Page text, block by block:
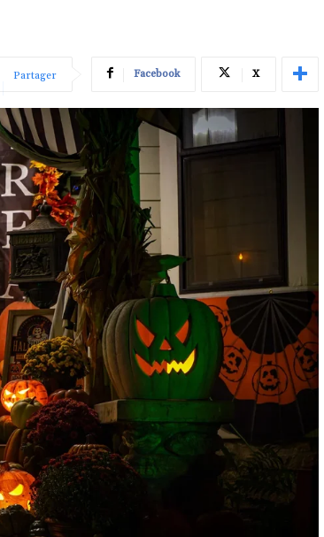
Partager Facebook X